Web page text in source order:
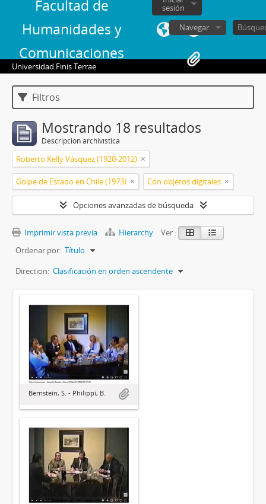
Facultad de
Humanidades y
Comunicaciones
sesión
Navegar
Universidad Finis Terrae
Filtros
Mostrando 18 resultados
Descripción archivística
Roberto Kelly Vásquez (1920-2012)
Golpe de Estado en Chile (1973) Con objetos digitales
Opciones avanzadas de búsqueda
Imprimir vista previa Hierarchy
Ver :
Ordenar por: Título
Direction: Clasificación en orden ascendente
Bernstein, S. - Philippi, B.